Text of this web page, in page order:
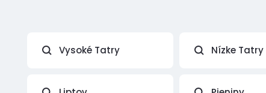
Vysoké Tatry Nízke Tatry